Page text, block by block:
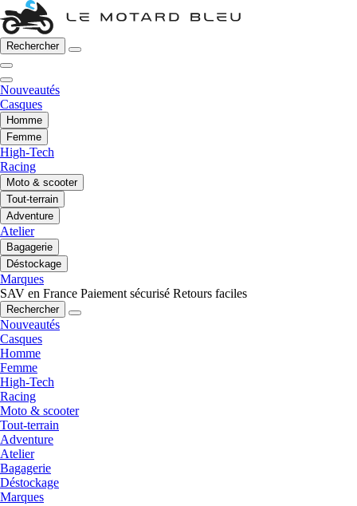
Rechercher
Nouveautés
Casques
Homme
Femme
High-Tech
Racing
Moto & scooter
Tout-terrain
Adventure
Atelier
Bagagerie
Déstockage
Marques
SAV en France Paiement sécurisé Retours faciles
Rechercher
Nouveautés
Casques
Homme
Femme
High-Tech
Racing
Moto & scooter
Tout-terrain
Adventure
Atelier
Bagagerie
Déstockage
Marques